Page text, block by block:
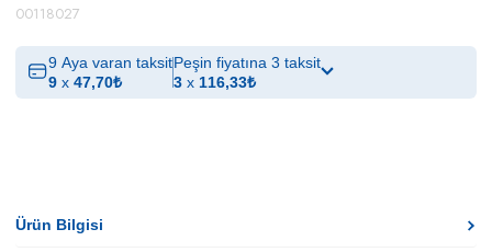
00118027
9 Aya varan taksit
9 x 47,70₺
Peşin fiyatına 3 taksit
3 x 116,33₺
Ürün Bilgisi